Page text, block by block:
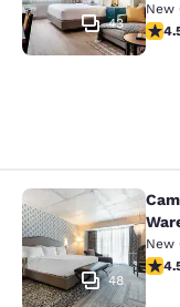
43
New
Cambria
48
New